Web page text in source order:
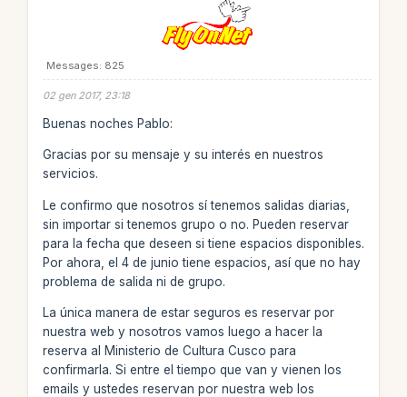
Messages: 825
02 gen 2017, 23:18
Buenas noches Pablo:
Gracias por su mensaje y su interés en nuestros
servicios.
Le confirmo que nosotros sí tenemos salidas diarias,
sin importar si tenemos grupo o no. Pueden reservar
para la fecha que deseen si tiene espacios disponibles.
Por ahora, el 4 de junio tiene espacios, así que no hay
problema de salida ni de grupo.
La única manera de estar seguros es reservar por
nuestra web y nosotros vamos luego a hacer la
reserva al Ministerio de Cultura Cusco para
confirmarla. Si entre el tiempo que van y vienen los
emails y ustedes reservan por nuestra web los